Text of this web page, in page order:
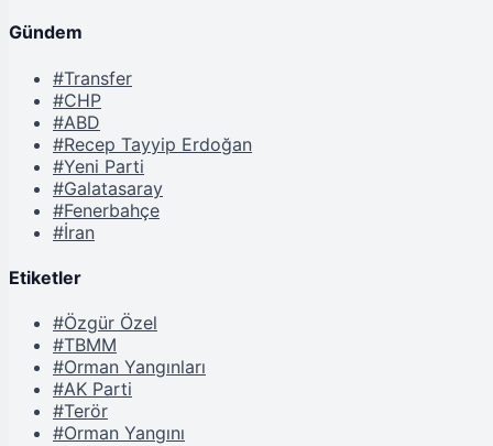
Gündem
#Transfer
#CHP
#ABD
#Recep Tayyip Erdoğan
#Yeni Parti
#Galatasaray
#Fenerbahçe
#İran
Etiketler
#Özgür Özel
#TBMM
#Orman Yangınları
#AK Parti
#Terör
#Orman Yangını